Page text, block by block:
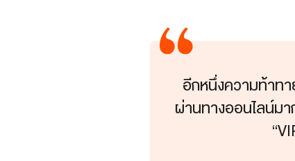
อีกหนึ่งความท้าท
ผ่านทางออนไลน์มา